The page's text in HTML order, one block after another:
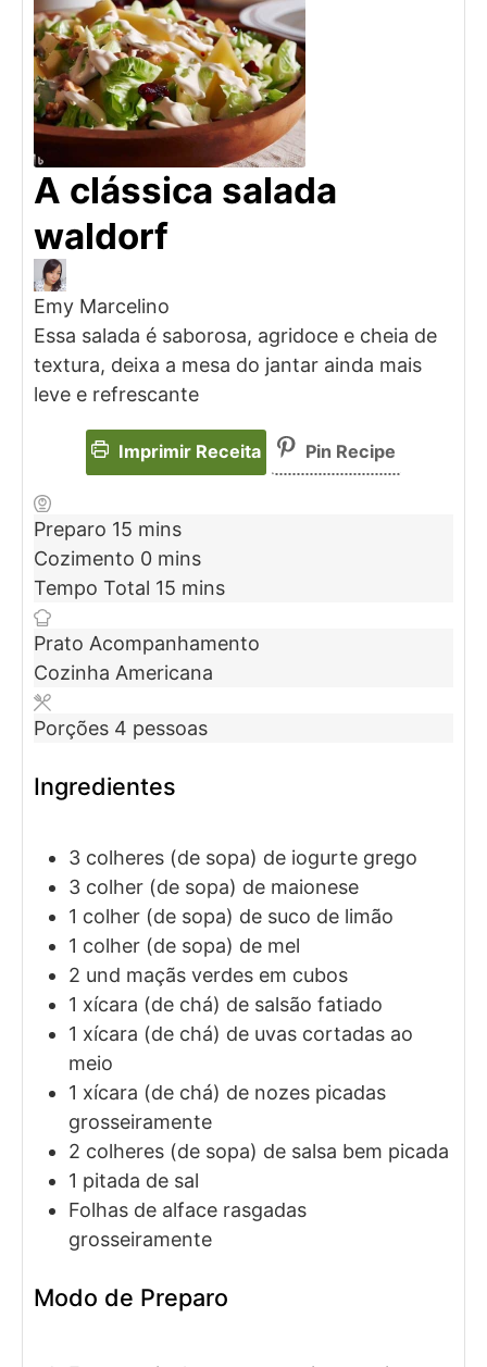
A clássica salada
waldorf
Emy Marcelino
Essa salada é saborosa, agridoce e cheia de
textura, deixa a mesa do jantar ainda mais
leve e refrescante
Imprimir Receita Pin Recipe
Preparo 15 mins
Cozimento 0 mins
Tempo Total 15 mins
Prato Acompanhamento
Cozinha Americana
Porções 4 pessoas
Ingredientes
3 colheres (de sopa) de iogurte grego
3 colher (de sopa) de maionese
1 colher (de sopa) de suco de limão
1 colher (de sopa) de mel
2 und maçãs verdes em cubos
1 xícara (de chá) de salsão fatiado
1 xícara (de chá) de uvas cortadas ao
meio
1 xícara (de chá) de nozes picadas
grosseiramente
2 colheres (de sopa) de salsa bem picada
1 pitada de sal
Folhas de alface rasgadas
grosseiramente
Modo de Preparo